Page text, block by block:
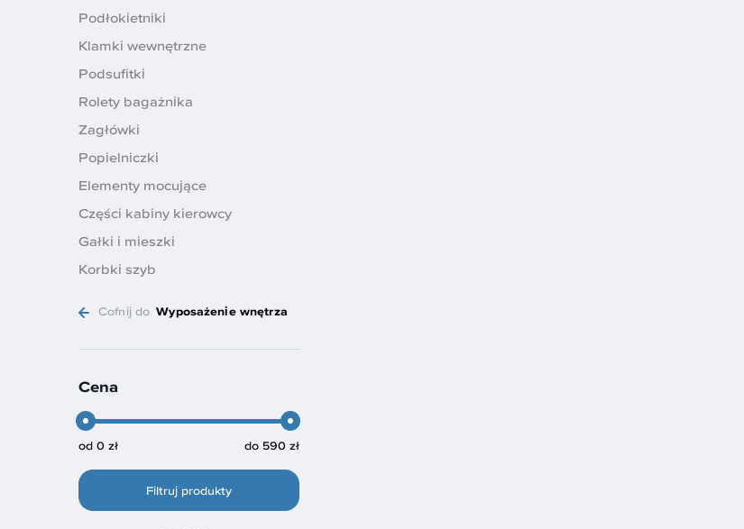
Podłokietniki
Klamki wewnętrzne
Podsufitki
Rolety bagażnika
Zagłówki
Popielniczki
Elementy mocujące
Części kabiny kierowcy
Gałki i mieszki
Korbki szyb
Cofnij do Wyposażenie wnętrza
Cena
od 0 zł do 590 zł
Filtruj produkty